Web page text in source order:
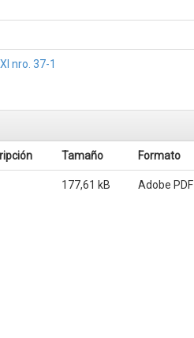
nro. 37-1
Tamaño Formato
177,61 kB Adobe PDF